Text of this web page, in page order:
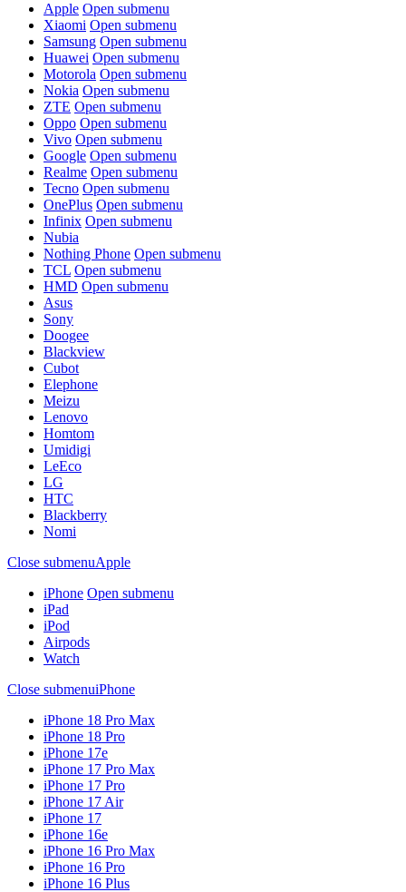
Apple Open submenu
Xiaomi Open submenu
Samsung Open submenu
Huawei Open submenu
Motorola Open submenu
Nokia Open submenu
ZTE Open submenu
Oppo Open submenu
Vivo Open submenu
Google Open submenu
Realme Open submenu
Tecno Open submenu
OnePlus Open submenu
Infinix Open submenu
Nubia
Nothing Phone Open submenu
TCL Open submenu
HMD Open submenu
Asus
Sony
Doogee
Blackview
Cubot
Elephone
Meizu
Lenovo
Homtom
Umidigi
LeEco
LG
HTC
Blackberry
Nomi
Close submenuApple
iPhone Open submenu
iPad
iPod
Airpods
Watch
Close submenuiPhone
iPhone 18 Pro Max
iPhone 18 Pro
iPhone 17e
iPhone 17 Pro Max
iPhone 17 Pro
iPhone 17 Air
iPhone 17
iPhone 16e
iPhone 16 Pro Max
iPhone 16 Pro
iPhone 16 Plus